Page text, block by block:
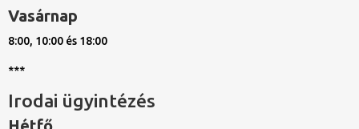
Vasárnap
8:00, 10:00 és 18:00
***
Irodai ügyintézés
Hétfő